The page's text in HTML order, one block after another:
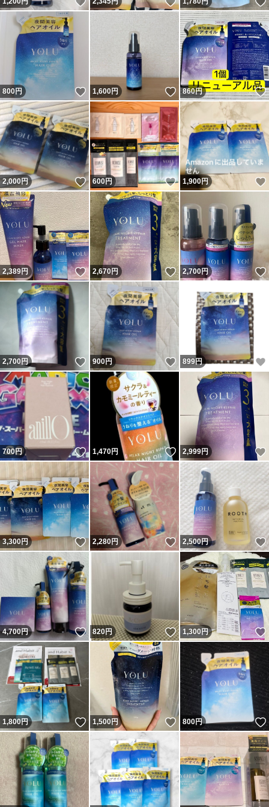
800円 いいね！
1,600円 いいね！
860円
2,000円 いいね！
600円 いいね！
1,900円
2,389円 いいね！
2,670円 いいね！
2,700円
2,700円 いいね！
900円 いいね！
899円
700円 いいね！
1,470円 いいね！
2,999円
3,300円 いいね！
2,280円 いいね！
2,500円
4,700円 いいね！
820円 いいね！
1,300 円
1,800円 いいね！
1,500円 いいね！
800円